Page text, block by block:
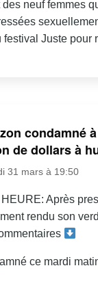
neuf femmes
festival Juste pour
condamné
de dollars à
31 mars à 19:50
Après
rendu son
ce mardi